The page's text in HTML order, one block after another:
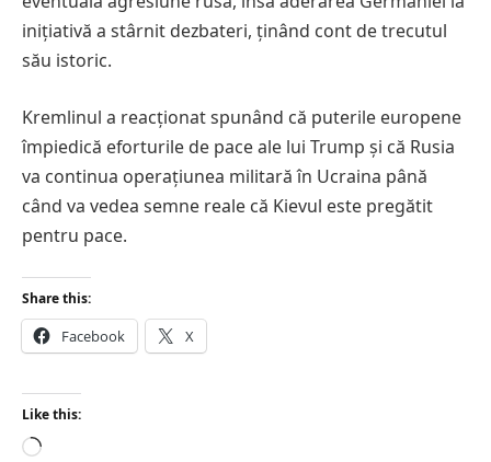
inițiativă a stârnit dezbateri, ținând cont de trecutul
său istoric.
Kremlinul a reacționat spunând că puterile europene
împiedică eforturile de pace ale lui Trump și că Rusia
va continua operațiunea militară în Ucraina până
când va vedea semne reale că Kievul este pregătit
pentru pace.
Share this:
Facebook X
Like this:
Loading…